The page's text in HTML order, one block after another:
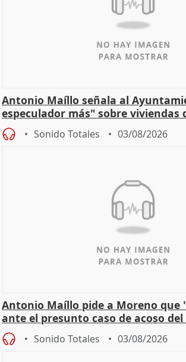
Antonio Maíllo señala al
especulador más" sobre viviendas
Becerril
Sonido Totales 03/08/2026
Antonio Maíllo pide a Moreno que
ante el presunto caso de acoso del
Sonido Totales 03/08/2026